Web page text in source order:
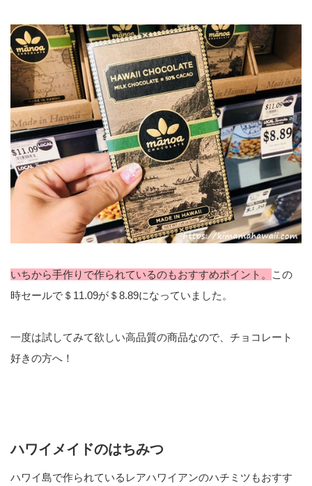
いちから手作りで作られているのもおすすめポイント。
この
時セールで＄11.09が＄8.89になっていました。
一度は試してみて欲しい高品質の商品なので、チョコレート
好きの方へ！
ハワイメイドのはちみつ
ハワイ島で作られているレアハワイアンのハチミツもおすす